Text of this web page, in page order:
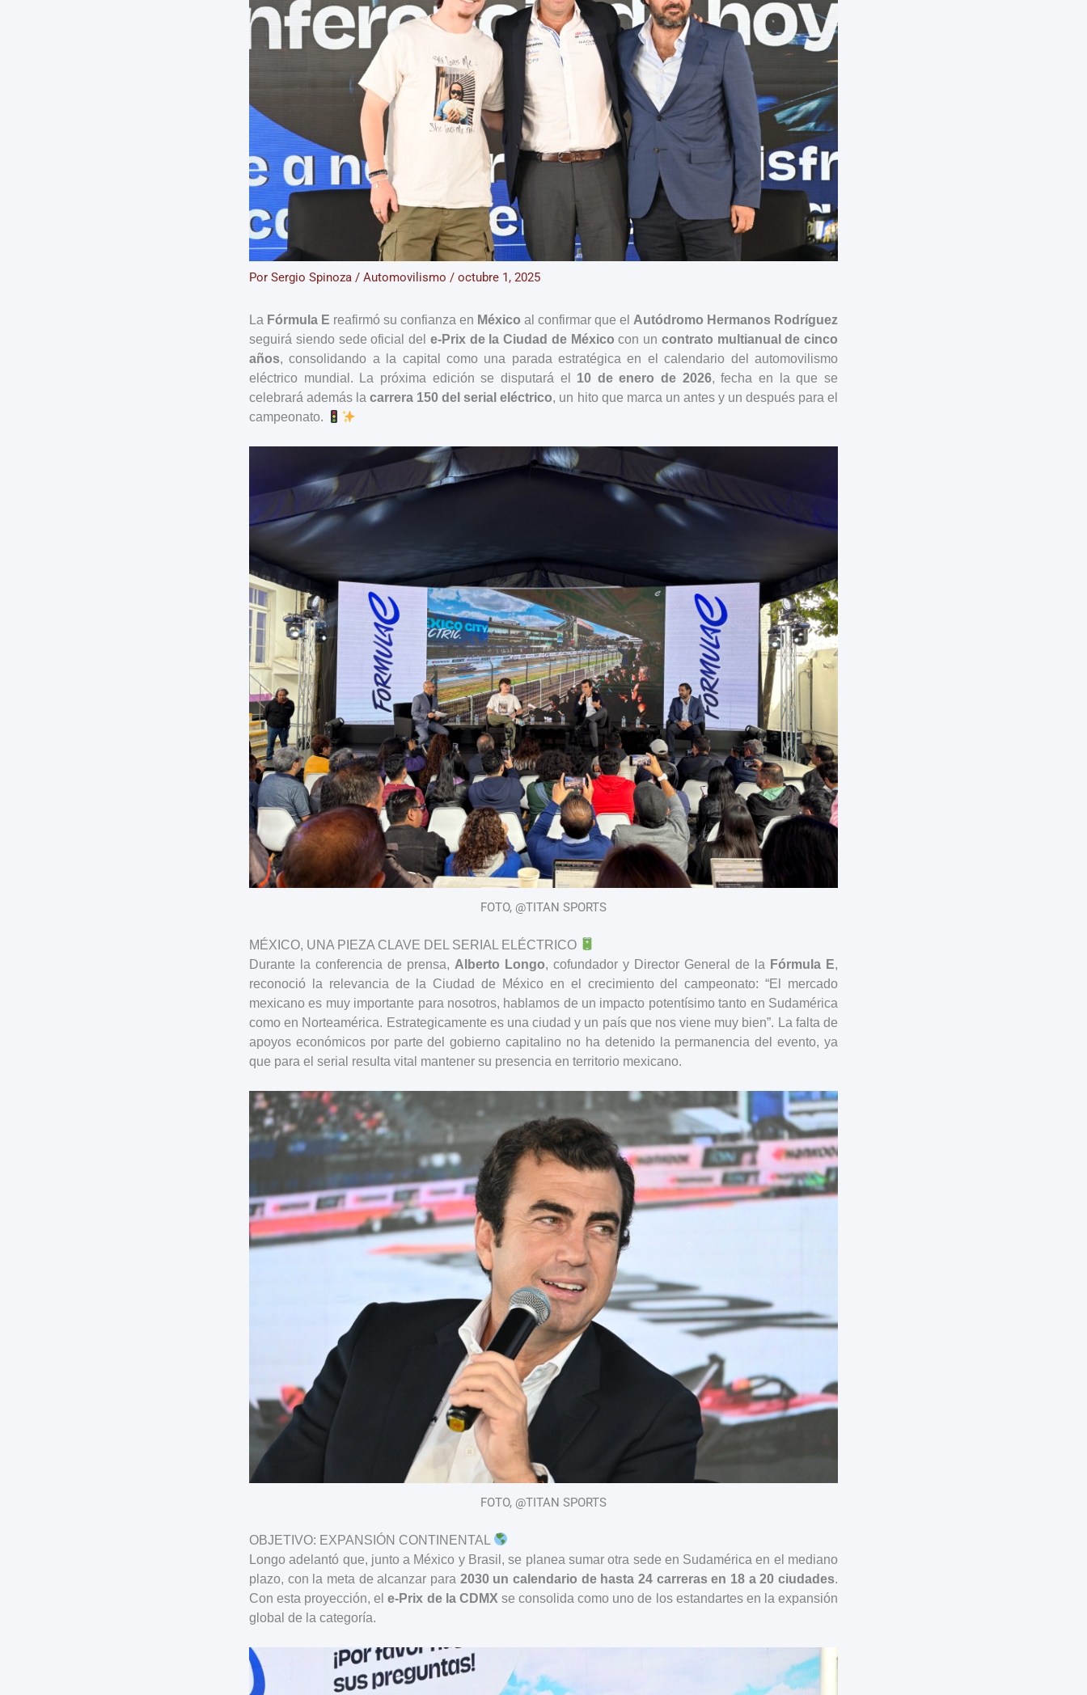
Por Sergio Spinoza / Automovilismo / octubre 1, 2025
La Fórmula E reafirmó su confianza en México al confirmar que el Autódromo Hermanos Rodríguez
seguirá siendo sede oficial del e-Prix de la Ciudad de México con un contrato multianual de cinco
años, consolidando a la capital como una parada estratégica en el calendario del automovilismo
eléctrico mundial. La próxima edición se disputará el 10 de enero de 2026, fecha en la que se
celebrará además lacarrera 150 del serial eléctrico, un hito que marca un antes y un después para el
campeonato.
FOTO, @TITAN SPORTS
MÉXICO, UNA PIEZA CLAVE DEL SERIAL ELÉCTRICO
Durante la conferencia de prensa, Alberto Longo, cofundador y Director General de la Fórmula E,
reconoció la relevancia de la Ciudad de México en el crecimiento del campeonato: “El mercado
mexicano es muy importante para nosotros, hablamos de un impacto potentísimo tanto en Sudamérica
como en Norteamérica. Estrategicamente es una ciudad y un país que nos viene muy bien”. La falta de
apoyos económicos por parte del gobierno capitalino no ha detenido la permanencia del evento, ya
que para el serial resulta vital mantener su presencia en territorio mexicano.
FOTO, @TITAN SPORTS
OBJETIVO: EXPANSIÓN CONTINENTAL
Longo adelantó que, junto a México y Brasil, se planea sumar otra sede en Sudamérica en el mediano
plazo, con la meta de alcanzar para 2030 un calendario de hasta 24 carreras en 18 a 20 ciudades.
Con esta proyección, ele-Prix de la CDMX se consolida como uno de los estandartes en la expansión
global de la categoría.